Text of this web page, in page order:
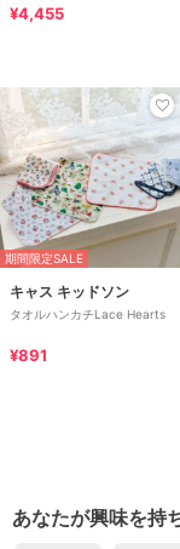
¥4,455
期間限定SALE
キャス キッドソン
タオルハンカチLace Hearts
¥891
あなたが興味を持